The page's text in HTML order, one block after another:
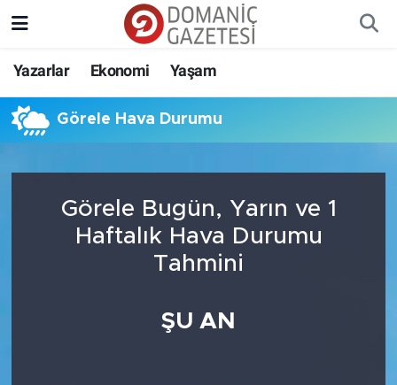
Yazarlar Ekonomi Yaşam
Görele Hava Durumu
Görele Bugün, Yarın ve 1
Haftalık Hava Durumu
Tahmini
ŞU AN